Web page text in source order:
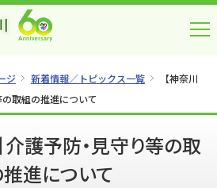
ジ 新着情報／トピックス一覧
【神奈川
取組の推進について
介護予防・見守り等の取
進について